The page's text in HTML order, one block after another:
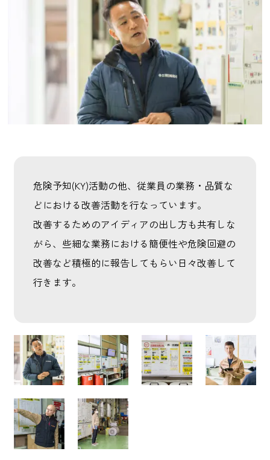
危険予知(KY)活動の他、従業員の業務・品質な
どにおける改善活動を行なっています。
改善するためのアイディアの出し方も共有しな
がら、些細な業務における簡便性や危険回避の
改善など積極的に報告してもらい日々改善して
行きます。